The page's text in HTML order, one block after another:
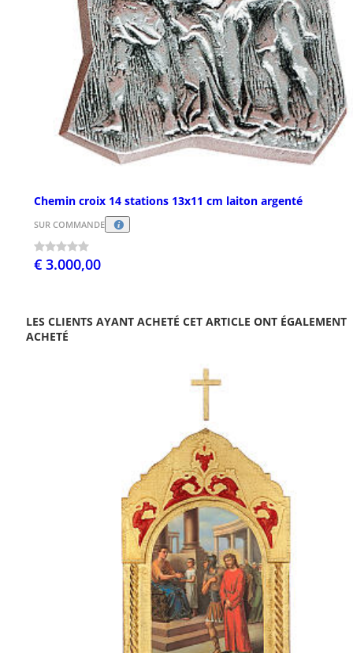
Chemin croix 14 stations 13x11 cm laiton argenté
SUR COMMANDE
€ 3.000,00
LES CLIENTS AYANT ACHETÉ CET ARTICLE ONT ÉGALEMENT
ACHETÉ